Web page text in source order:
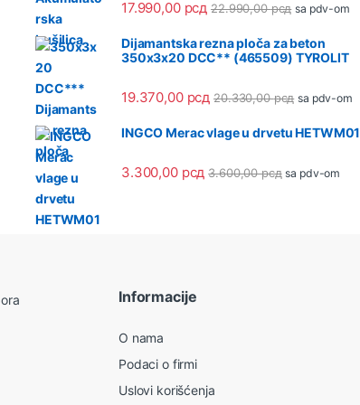
17.990,00 рсд 22.990,00рсд sa pdv-om
Dijamantska rezna ploča za beton
350x3x20 DCC** (465509) TYROLIT
19.370,00 рсд 20.330,00рсд sa pdv-om
INGCO Merac vlage u drvetu HETWM01
3.300,00 рсд 3.600,00рсд sa pdv-om
Informacije
O nama
Podaci o firmi
Uslovi korišćenja